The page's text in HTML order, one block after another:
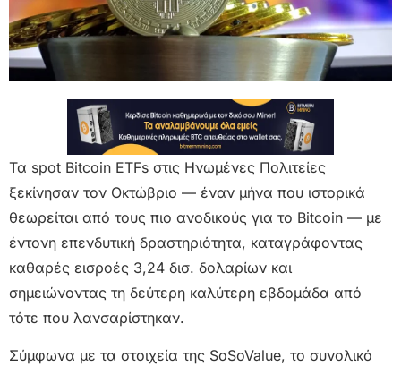
Τα spot Bitcoin ETFs στις Ηνωμένες Πολιτείες
ξεκίνησαν τον Οκτώβριο — έναν μήνα που ιστορικά
θεωρείται από τους πιο ανοδικούς για το Bitcoin — με
έντονη επενδυτική δραστηριότητα, καταγράφοντας
καθαρές εισροές 3,24 δισ. δολαρίων και
σημειώνοντας τη δεύτερη καλύτερη εβδομάδα από
τότε που λανσαρίστηκαν.
Σύμφωνα με τα στοιχεία της SoSoValue, το συνολικό